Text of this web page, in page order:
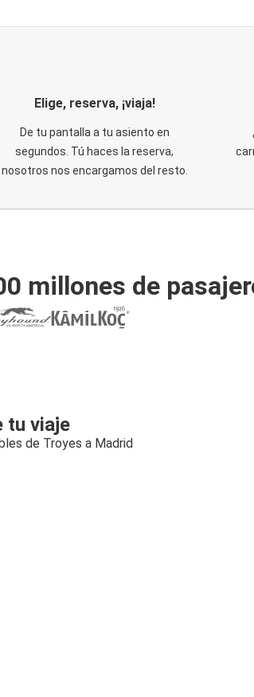
Elige, reserva, ¡viaja!
De tu pantalla a tu asiento en
segundos. Tú haces la reserva,
nosotros nos encargamos del resto.
millones de
tu viaje
de Troyes a Madrid